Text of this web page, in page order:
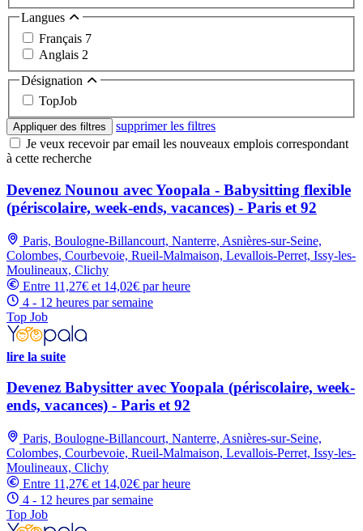
Langues
Français 7
Anglais 2
Désignation
TopJob
Appliquer des filtres
supprimer les filtres
Je veux recevoir par email les nouveaux emplois correspondant
à cette recherche
Devenez Nounou avec Yoopala - Babysitting flexible
(périscolaire, week-ends, vacances) - Paris et 92
Paris, Boulogne-Billancourt, Nanterre, Asnières-sur-Seine,
Colombes, Courbevoie, Rueil-Malmaison, Levallois-Perret, Issy-les-
Moulineaux, Clichy
Entre 11,27€ et 14,02€ par heure
4 - 12 heures par semaine
Top Job
lire la suite
Devenez Babysitter avec Yoopala (périscolaire, week-
ends, vacances) - Paris et 92
Paris, Boulogne-Billancourt, Nanterre, Asnières-sur-Seine,
Colombes, Courbevoie, Rueil-Malmaison, Levallois-Perret, Issy-les-
Moulineaux, Clichy
Entre 11,27€ et 14,02€ par heure
4 - 12 heures par semaine
Top Job